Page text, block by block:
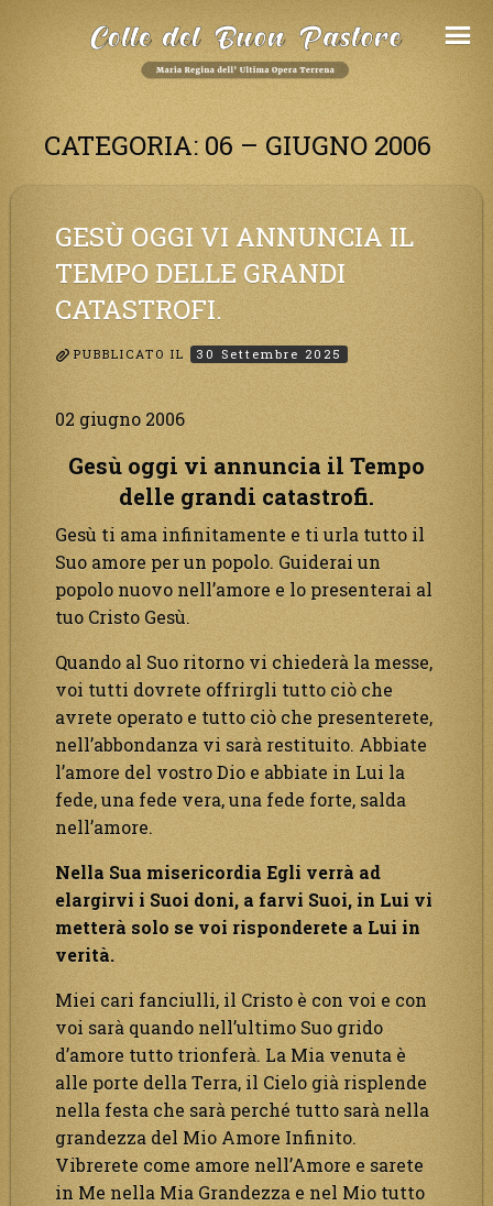
CATEGORIA: 06 – GIUGNO 2006
GESÙ OGGI VI ANNUNCIA IL
TEMPO DELLE GRANDI
CATASTROFI.
PUBBLICATO IL 30 Settembre 2025
02 giugno 2006
Gesù oggi vi annuncia il Tempo
delle grandi catastrofi.
Gesù ti ama infinitamente e ti urla tutto il
Suo amore per un popolo. Guiderai un
popolo nuovo nell’amore e lo presenterai al
tuo Cristo Gesù.
Quando al Suo ritorno vi chiederà la messe,
voi tutti dovrete offrirgli tutto ciò che
avrete operato e tutto ciò che presenterete,
nell’abbondanza vi sarà restituito. Abbiate
l’amore del vostro Dio e abbiate in Lui la
fede, una fede vera, una fede forte, salda
nell’amore.
Nella Sua misericordia Egli verrà ad
elargirvi i Suoi doni, a farvi Suoi, in Lui vi
metterà solo se voi risponderete a Lui in
verità.
Miei cari fanciulli, il Cristo è con voi e con
voi sarà quando nell’ultimo Suo grido
d’amore tutto trionferà. La Mia venuta è
alle porte della Terra, il Cielo già risplende
nella festa che sarà perché tutto sarà nella
grandezza del Mio Amore Infinito.
Vibrerete come amore nell’Amore e sarete
in Me nella Mia Grandezza e nel Mio tutto